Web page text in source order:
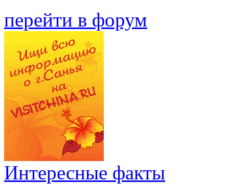
перейти в форум
Интересные факты